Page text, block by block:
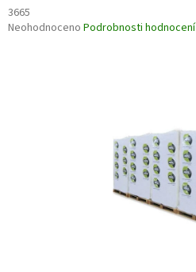
3665
Průměrné
Neohodnoceno Podrobnosti hodnocení